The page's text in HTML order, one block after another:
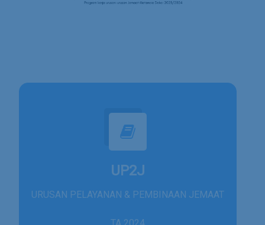
UP2J
URUSAN PELAYANAN & PEMBINAAN JEMAAT